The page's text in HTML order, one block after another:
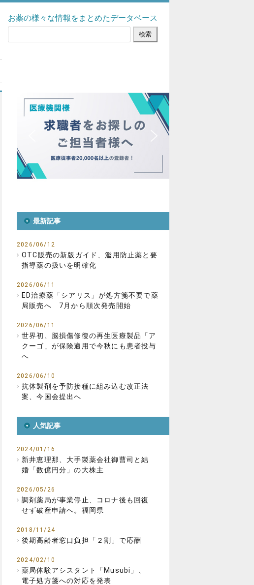
お薬の様々な情報をまとめたデータベース
最新記事
2026/06/12
OTC販売の新版ガイド、濫用防止薬と要
指導薬の扱いを明確化
2026/06/11
ED治療薬「シアリス」が処方箋不要で薬
局販売へ 7月から順次発売開始
2026/06/11
世界初、脳損傷修復の再生医療製品「ア
クーゴ」が保険適用で今秋にも患者投与
へ
2026/06/10
抗体製剤を予防接種に組み込む改正法
案、今国会提出へ
人気記事
2024/01/16
新井恵理那、大手製薬会社御曹司と結
婚「数億円分」の大株主
2026/05/26
調剤薬局が事業停止、コロナ後も回復
せず破産申請へ。福岡県
2018/11/24
後期高齢者窓口負担「２割」で応酬
2024/02/10
薬局体験アシスタント「Musubi」、
電子処方箋への対応を発表